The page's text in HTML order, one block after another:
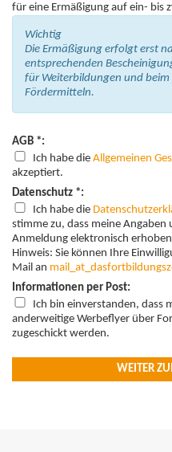
für eine Ermäßigung auf ein- bis
Wichtig
Die Ermäßigung erfolgt erst
entsprechenden
für Weiterbildungen und
Fördermitteln.
AGB *:
Ich habe die Allgemeinen
akzeptiert.
Datenschutz *:
Ich habe die
stimme zu, dass meine
Anmeldung elektronisch
Hinweis: Sie können Ihre
Mail an mail _at_
Informationen per Post:
Ich bin einverstanden, dass
anderweitige Werbeflyer über
zugeschickt werden.